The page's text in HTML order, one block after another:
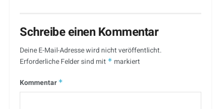
Schreibe einen Kommentar
Deine E-Mail-Adresse wird nicht veröffentlicht.
Erforderliche Felder sind mit * markiert
Kommentar *